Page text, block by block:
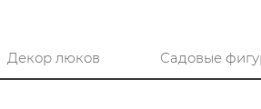
Декор люков Садовые